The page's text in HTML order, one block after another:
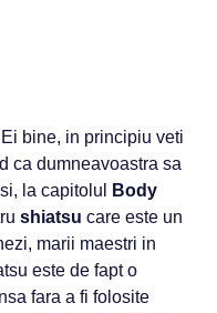
bine, in principiu veti
ca dumneavoastra sa
la capitolul
Body
shiatsu care este un
marii maestri in
este de fapt o
fara a fi folosite